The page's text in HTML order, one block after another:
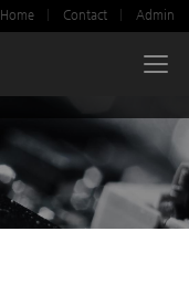
Home Contact Admin